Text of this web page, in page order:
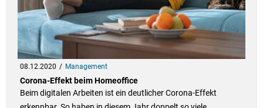
08.12.2020 Management
Corona-Effekt beim Homeoffice
Beim digitalen Arbeiten ist ein deutlicher Corona-Effekt